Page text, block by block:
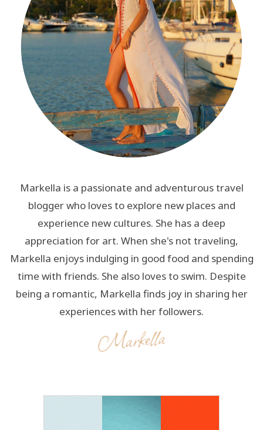
Markella is a passionate and adventurous travel
blogger who loves to explore new places and
experience new cultures. She has a deep
appreciation for art. When she's not traveling,
Markella enjoys indulging in good food and spending
time with friends. She also loves to swim. Despite
being a romantic, Markella finds joy in sharing her
experiences with her followers.